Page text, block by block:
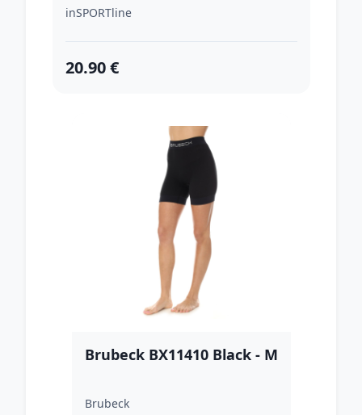
inSPORTline
20.90 €
Brubeck BX11410 Black - M
Brubeck